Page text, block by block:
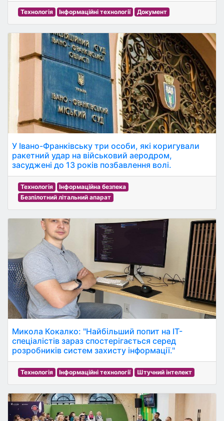
Технологія Інформаційні технології Документ
У Івано-Франківську три особи, які коригували
ракетний удар на військовий аеродром,
засуджені до 13 років позбавлення волі.
Технологія
Інформаційна безпека
Безпілотний літальний апарат
Микола Кокалко: "Найбільший попит на IT-
спеціалістів зараз спостерігається серед
розробників систем захисту інформації."
Технологія Інформаційні технології Штучний інтелект